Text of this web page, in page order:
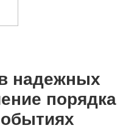
надежных
порядка